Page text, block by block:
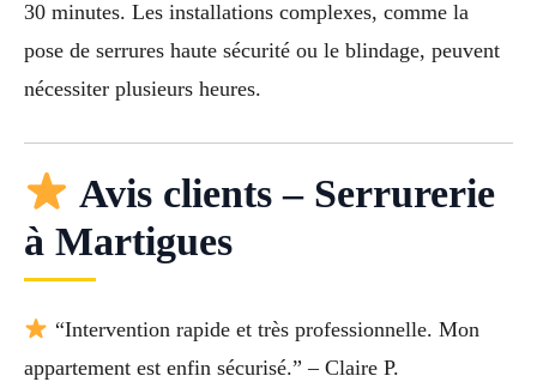
30 minutes. Les installations complexes, comme la
pose de serrures haute sécurité ou le blindage, peuvent
nécessiter plusieurs heures.
Avis clients – Serrurerie
à Martigues
“Intervention rapide et très professionnelle. Mon
appartement est enfin sécurisé.” – Claire P.